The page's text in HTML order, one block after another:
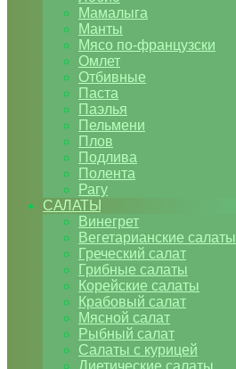
Мамалыга
Манты
Мясо по-французски
Омлет
Отбивные
Паста
Паэлья
Пельмени
Плов
Подлива
Полента
Рагу
САЛАТЫ
Винегрет
Вегетарианские салаты
Греческий салат
Грибные салаты
Корейские салаты
Крабовый салат
Мясной салат
Рыбный салат
Салаты с курицей
Диетические салаты